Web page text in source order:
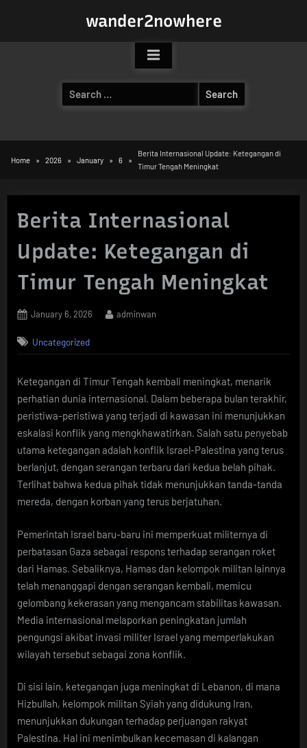
wander2nowhere
Search
for:
Home 2026 January 6
Berita Internasional Update: Ketegangan di
Timur Tengah Meningkat
Berita Internasional
Update: Ketegangan di
Timur Tengah Meningkat
Posted
January 6, 2026 By
adminwan
Uncategorized
Ketegangan di Timur Tengah kembali meningkat, menarik
perhatian dunia internasional. Dalam beberapa bulan terakhir,
peristiwa-peristiwa yang terjadi di kawasan ini menunjukkan
eskalasi konflik yang mengkhawatirkan. Salah satu penyebab
utama ketegangan adalah konflik Israel-Palestina yang terus
berlanjut, dengan serangan terbaru dari kedua belah pihak.
Terlihat bahwa kedua pihak tidak menunjukkan tanda-tanda
mereda, dengan korban yang terus berjatuhan.
Pemerintah Israel baru-baru ini memperkuat militernya di
perbatasan Gaza sebagai respons terhadap serangan roket
dari Hamas. Sebaliknya, Hamas dan kelompok militan lainnya
telah menanggapi dengan serangan kembali, memicu
gelombang kekerasan yang mengancam stabilitas kawasan.
Media internasional melaporkan peningkatan jumlah
pengungsi akibat invasi militer Israel yang memperlakukan
wilayah tersebut sebagai zona konflik.
Di sisi lain, ketegangan juga meningkat di Lebanon, di mana
Hizbullah, kelompok militan Syiah yang didukung Iran,
menunjukkan dukungan terhadap perjuangan rakyat
Palestina. Hal ini menimbulkan kecemasan di kalangan